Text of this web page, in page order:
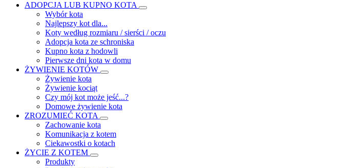
ADOPCJA LUB KUPNO KOTA
Wybór kota
Najlepszy kot dla...
Koty według rozmiaru / sierści / oczu
Adopcja kota ze schroniska
Kupno kota z hodowli
Pierwsze dni kota w domu
ŻYWIENIE KOTÓW
Żywienie kota
Żywienie kociąt
Czy mój kot może jeść...?
Domowe żywienie kota
ZROZUMIEĆ KOTA
Zachowanie kota
Komunikacja z kotem
Ciekawostki o kotach
ŻYCIE Z KOTEM
Produkty